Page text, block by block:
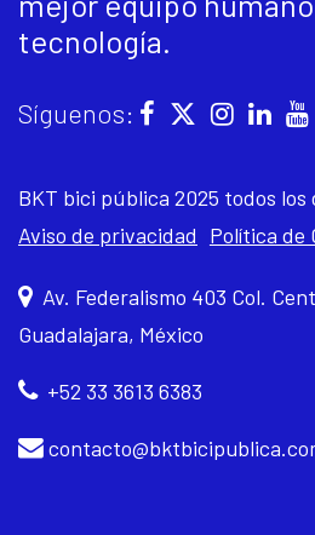
tecnología.
Síguenos:
BKT bici pública 2025 todos
Aviso de privacidad Política de
Av. Federalismo 403 Col.
Guadalajara, México
+52 33 3613 6383